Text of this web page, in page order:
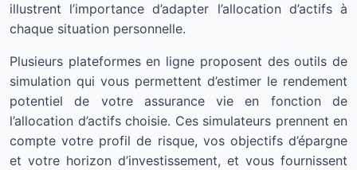
illustrent l’importance d’adapter l’allocation d’actifs à
chaque situation personnelle.
Plusieurs plateformes en ligne proposent des outils de
simulation qui vous permettent d’estimer le rendement
potentiel de votre assurance vie en fonction de
l’allocation d’actifs choisie. Ces simulateurs prennent en
compte votre profil de risque, vos objectifs d’épargne
et votre horizon d’investissement, et vous fournissent